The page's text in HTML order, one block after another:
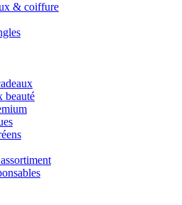
& coiffure
beauté